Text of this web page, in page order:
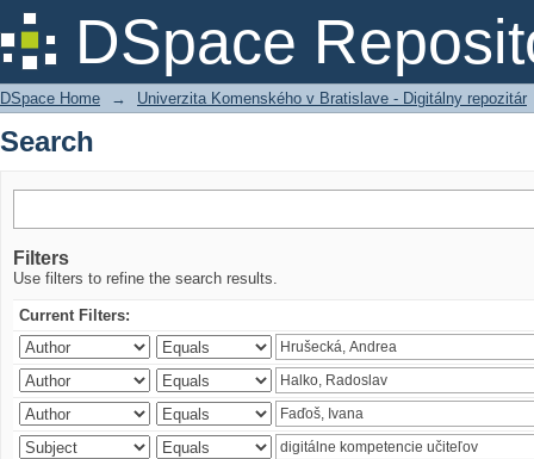
DSpace
Search
DSpace Home → Univerzita Komenského v Bratislave - Digitálny repozitár
Search
Filters
Use filters to refine the search results.
Current Filters: